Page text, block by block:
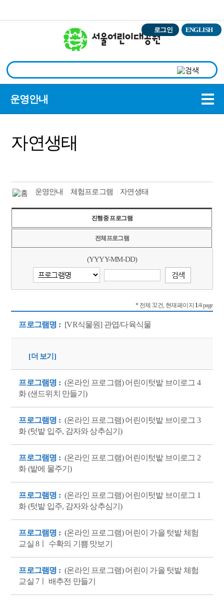
로그인 ENGLISH
운영안내
자연생태
운영안내 체험프로그램 자연생태
진행중 프로그램
전체프로그램
(YYYY-MM-DD)
* 전체 32건, 현재페이지 1/4 page
프로그램명 : [VR식물원] 관엽/다육식물
[더 보기]
프로그램명 : (온라인 프로그램) 어린이텃밭 브이로그 4
화 (샌드위치 만들기)
프로그램명 : (온라인 프로그램) 어린이텃밭 브이로그 3
화 (텃밭 입주, 감자와 상추심기)
프로그램명 : (온라인 프로그램) 어린이텃밭 브이로그 2
화 (밭에 물주기)
프로그램명 : (온라인 프로그램) 어린이텃밭 브이로그 1
화 (텃밭 입주, 감자와 상추심기)
프로그램명 : (온라인 프로그램) 어린이 가을 텃밭 체험
교실 8ㅣ 수확의 기쁨 맛보기
프로그램명 : (온라인 프로그램) 어린이 가을 텃밭 체험
교실 7ㅣ 배추전 만들기